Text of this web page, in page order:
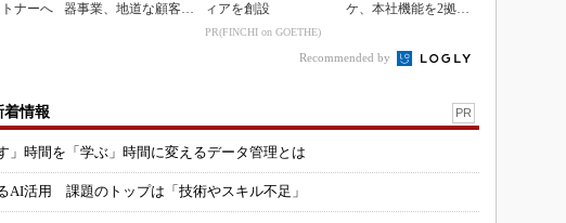
ナーへ
器事業、地道な顧客基
ィアを創設
PR(FINCHI on GOETHE)
ケ、本社機能を2拠点
Recommended by
着情報 PR
時間を「学ぶ」時間に変えるデータ管理とは
AI活用 課題のトップは「技術やスキル不足」